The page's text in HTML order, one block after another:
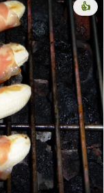
👍